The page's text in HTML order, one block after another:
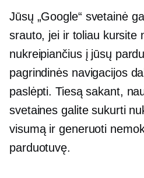
Jūsų „Google“ svetainė
srauto, jei ir toliau kursite
nukreipiančius į jūsų
pagrindinės navigacijos
paslėpti. Tiesą sakant,
svetaines galite sukurti
visumą ir generuoti
parduotuvę.